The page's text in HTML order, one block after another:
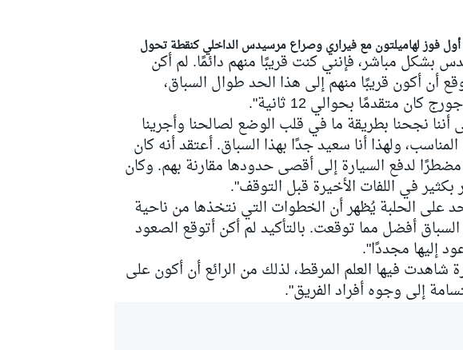
مباشر، فإنني كنت قريبًا منهم دائمًا. لم أكن
أن أكون قريبًا منهم إلى هذا الحد طوال السباق،
متقدمًا بحوالي 12 ثانية".
نجحنا بطريقة ما في قلب الوضع لصالحنا وأجرينا
ولهذا أنا سعيد جدًا بهذا السباق. أعتقد أنه كان
لدفع السيارة إلى أقصى حدودها مقارنة بهم. وكان
في اللفات الأخيرة قبل التوقف".
على الحلبة يُظهر أن الخطوات التي نتخذها من ناحية
أفضل مما توقعت. بالتأكيد لم أكن أتوقع الصعود
إليها مجددًا".
فيها العلم المرقط، لذلك من الرائع أن أكون على
إلى وجوه أفراد الفريق".